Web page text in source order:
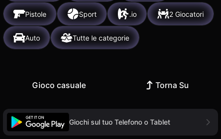
Pistole Sport .io 2 Giocatori
Auto Tutte le categorie
Gioco casuale Torna Su
Giochi sul tuo Telefono o Tablet